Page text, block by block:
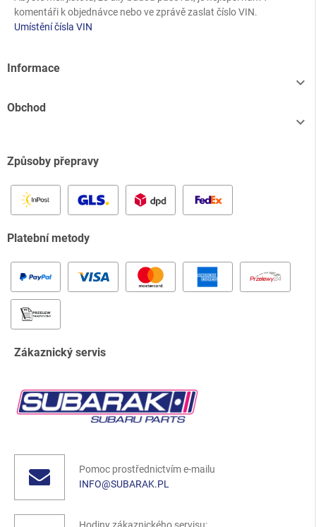
komentáři k objednávce nebo ve zprávě zaslat číslo VIN.
Umístění čísla VIN
Informace

Obchod

Způsoby přepravy
Platební metody
Zákaznický servis
Pomoc prostřednictvím e-mailu
INFO@SUBARAK.PL
Hodiny zákaznického servisu: